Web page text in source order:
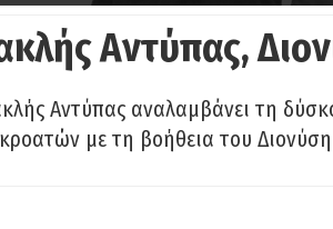
Αντύπας,
Αντύπας αναλαμβάνει τη
με τη βοήθεια του